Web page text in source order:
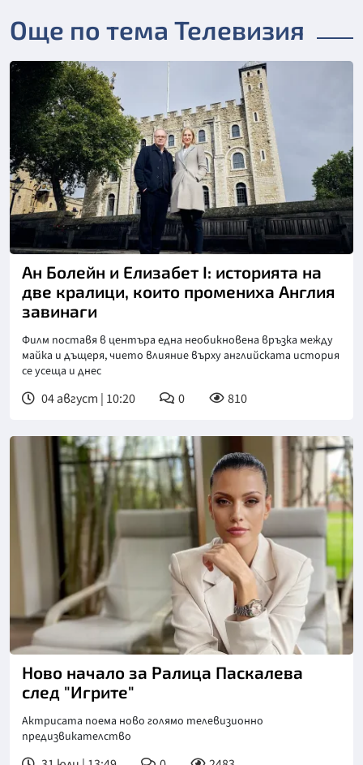
Още по тема Телевизия
Ан Болейн и Елизабет I: историята на
две кралици, които промениха Англия
завинаги
Филм поставя в центъра една необикновена връзка между
майка и дъщеря, чието влияние върху английската история
се усеща и днес
04 август | 10:20 0 810
Снимка: NOVA
Ново начало за Ралица Паскалева
след "Игрите"
Актрисата поема ново голямо телевизионно
предизвикателство